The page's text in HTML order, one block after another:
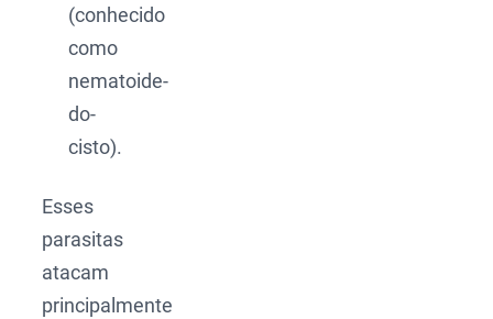
(conhecido
como
nematoide-
do-
cisto).
Esses
parasitas
atacam
principalmente